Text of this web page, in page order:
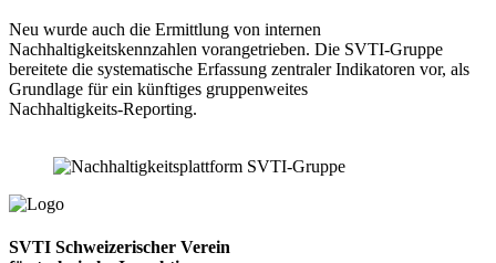
Neu wurde auch die Ermittlung von internen
Nachhaltigkeitskennzahlen vorangetrieben. Die SVTI‑Gruppe
bereitete die systematische Erfassung zentraler Indikatoren vor, als
Grundlage für ein künftiges gruppenweites
Nachhaltigkeits‑Reporting.
SVTI Schweizerischer Verein